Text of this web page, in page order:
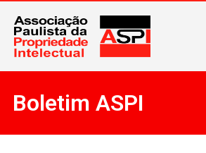
Boletim ASPI